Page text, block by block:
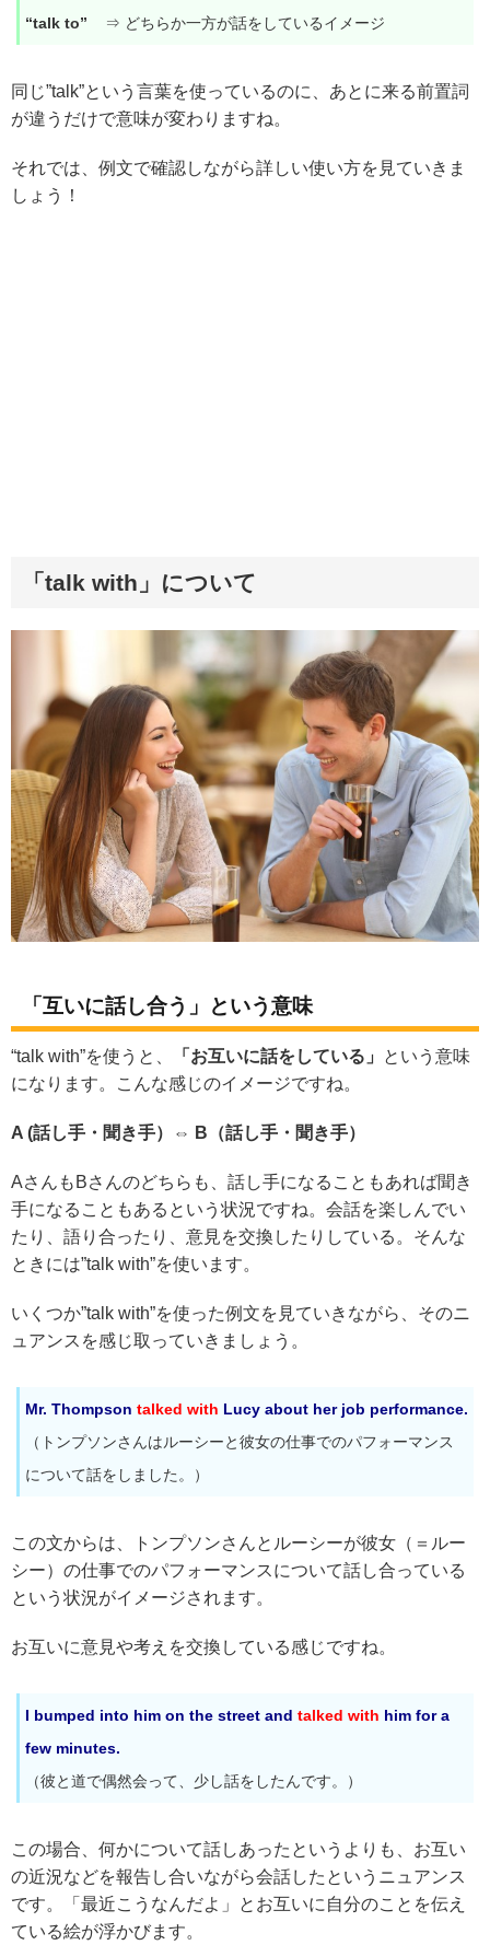
“talk to” ⇒ どちらか一方が話をしているイメージ
同じ”talk”という言葉を使っているのに、あとに来る前置詞
が違うだけで意味が変わりますね。
それでは、例文で確認しながら詳しい使い方を見ていきま
しょう！
「talk with」について
「互いに話し合う」という意味
“talk with”を使うと、 「お互いに話をしている」
という意味
になります。こんな感じのイメージですね。
A (話し手・聞き手）⇔ B（話し手・聞き手）
AさんもBさんのどちらも、話し手になることもあれば聞き
手になることもあるという状況ですね。会話を楽しんでい
たり、語り合ったり、意見を交換したりしている。そんな
ときには”talk with”を使います。
いくつか”talk with”を使った例文を見ていきながら、そのニ
ュアンスを感じ取っていきましょう。
Mr. Thompson talked with Lucy about her job performance.
（トンプソンさんはルーシーと彼女の仕事でのパフォーマンス
について話をしました。）
この文からは、トンプソンさんとルーシーが彼女（＝ルー
シー）の仕事でのパフォーマンスについて話し合っている
という状況がイメージされます。
お互いに意見や考えを交換している感じですね。
I bumped into him on the street and talked with him for a
few minutes.
（彼と道で偶然会って、少し話をしたんです。）
この場合、何かについて話しあったというよりも、お互い
の近況などを報告し合いながら会話したというニュアンス
です。「最近こうなんだよ」とお互いに自分のことを伝え
ている絵が浮かびます。